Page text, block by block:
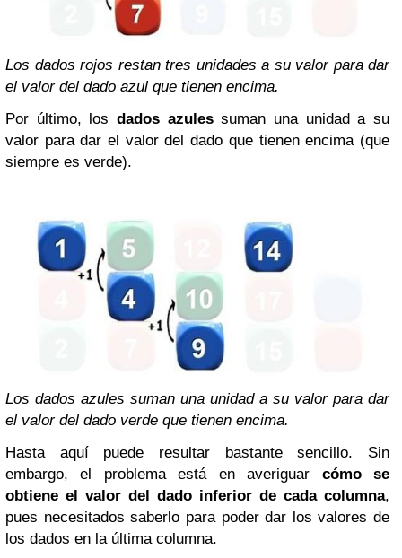
Los dados rojos restan tres unidades a su valor para dar
el valor del dado azul que tienen encima.
Por último, los dados azulessuman una unidad a su
valor para dar el valor del dado que tienen encima (que
siempre es verde).
Los dados azules suman una unidad a su valor para dar
el valor del dado verde que tienen encima.
Hasta aquí puede resultar bastante sencillo. Sin
embargo, el problema está en averiguar cómo se
obtiene el valor del dado inferior de cada columna,
pues necesitados saberlo para poder dar los valores de
los dados en la última columna.